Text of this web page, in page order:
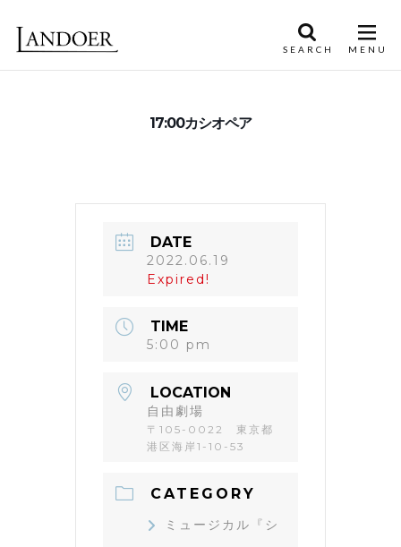
17:00カシオペア
DATE
2022.06.19
Expired!
TIME
5:00 pm
LOCATION
自由劇場
〒105-0022 東京都
港区海岸1-10-53
CATEGORY
ミュージカル『シ